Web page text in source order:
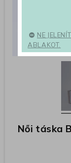
Női táska
NE
ABLAKOT.